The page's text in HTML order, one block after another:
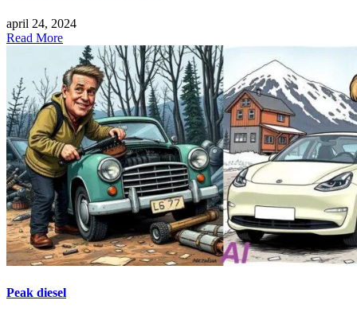
april 24, 2024
Read More
Peak diesel